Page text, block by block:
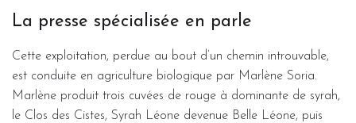
La presse spécialisée en parle
Cette exploitation, perdue au bout d’un chemin introuvable,
est conduite en agriculture biologique par Marlène Soria.
Marlène produit trois cuvées de rouge à dominante de syrah,
le Clos des Cistes, Syrah Léone devenue Belle Léone, puis